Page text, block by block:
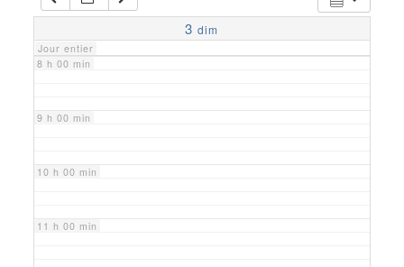
3 dim
Jour entier
7 h 00 min
8 h 00 min
9 h 00 min
10 h 00 min
11 h 00 min